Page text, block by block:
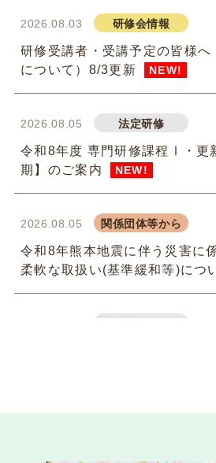
2026.08.03 研修会情報
研修受講者・受講予定の皆様へ
について）8/3更新
NEW!
2026.08.05 法定研修
令和8年度 専門研修課程Ⅰ・
期】のご案内
NEW!
2026.08.05 関係団体等から
令和8年熊本地震に伴う災害に
柔軟な取扱い(基準緩和等)につ